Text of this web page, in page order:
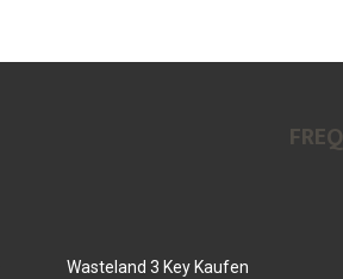
Wasteland 3 Key Kaufen